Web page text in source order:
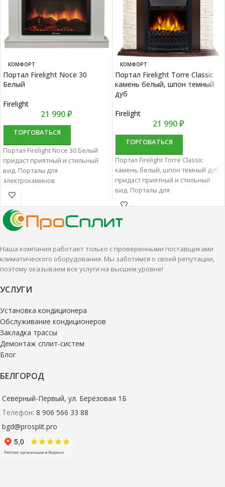
КОМФОРТ
Портал Firelight Noce 30
Белый
Firelight
21 990₽
ТОРГОВАТЬСЯ
Портал Firelight Noce 30 Белый
придаст приятный и стильный
вид. Порталы для
электрокаминов
характеризуются отменным
качеством и надежностью.
КОМФОРТ
Портал Firelight Torre Classic
камень белый, шпон темный
дуб
Firelight
21 990₽
ТОРГОВАТЬСЯ
Портал Firelight Torre Classic
камень белый, шпон темный дуб
придаст приятный и стильный
вид. Порталы для
электрокаминов
качеством и надежностью.
Наша компания работает только с проверенными поставщиками
климатического оборудования. Мы заботимся о своей репутации,
поэтому оказываем все услуги на высшем уровне!
УСЛУГИ
Установка кондиционера
Обслуживание кондиционеров
Закладка трассы
Демонтаж сплит-систем
Блог
БЕЛГОРОД
Северный-Первый, ул. Берёзовая 1Б
Телефон: 8 906 566 33 88
bgd@prosplit.pro